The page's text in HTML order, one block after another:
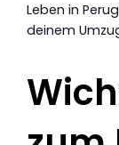
Leben in
deinem